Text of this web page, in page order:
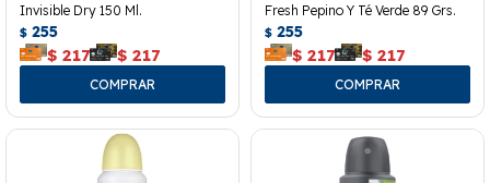
Invisible Dry 150 Ml.
$ 255
$ 217 $ 217
Fresh Pepino Y Té Verde 89 Grs.
$ 255
$ 217 $ 217